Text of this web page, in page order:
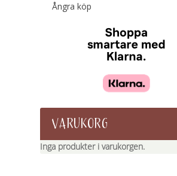
Ångra köp
VARUKORG
Inga produkter i varukorgen.